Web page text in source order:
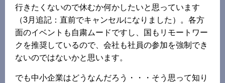
行きたくないので休むか何かしたいと思っています
（3月追記：直前でキャンセルになりました）。各方
面のイベントも自粛ムードですし、国もリモートワー
クを推奨しているので、会社も社員の参加を強制でき
ないのではないかと思います。
でも中小企業はどうなんだろう・・・そう思って知り